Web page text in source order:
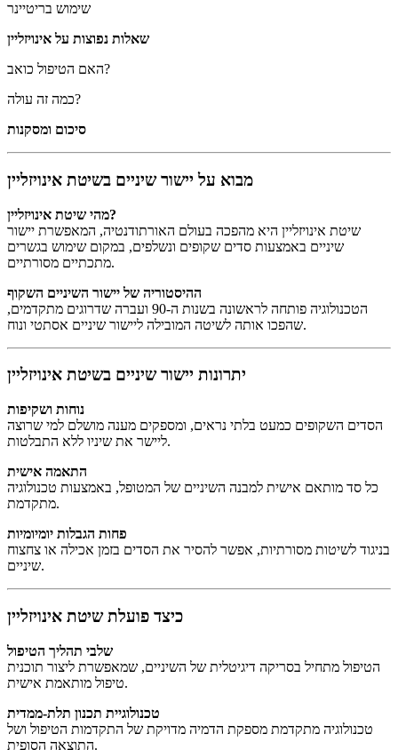
שימוש בריטיינר
שאלות נפוצות על אינויזליין
האם הטיפול כואב?
כמה זה עולה?
סיכום ומסקנות
מבוא על יישור שיניים בשיטת אינויזליין
מהי שיטת אינויזליין?
שיטת אינויזליין היא מהפכה בעולם האורתודנטיה, המאפשרת יישור
שיניים באמצעות סדים שקופים ונשלפים, במקום שימוש בגשרים
מתכתיים מסורתיים.
ההיסטוריה של יישור השיניים השקוף
הטכנולוגיה פותחה לראשונה בשנות ה-90 ועברה שדרוגים מתקדמים,
שהפכו אותה לשיטה המובילה ליישור שיניים אסתטי ונוח.
יתרונות יישור שיניים בשיטת אינויזליין
נוחות ושקיפות
הסדים השקופים כמעט בלתי נראים, ומספקים מענה מושלם למי שרוצה
ליישר את שיניו ללא התבלטות.
התאמה אישית
כל סד מותאם אישית למבנה השיניים של המטופל, באמצעות טכנולוגיה
מתקדמת.
פחות הגבלות יומיומיות
בניגוד לשיטות מסורתיות, אפשר להסיר את הסדים בזמן אכילה או צחצוח
שיניים.
כיצד פועלת שיטת אינויזליין
שלבי תהליך הטיפול
הטיפול מתחיל בסריקה דיגיטלית של השיניים, שמאפשרת ליצור תוכנית
טיפול מותאמת אישית.
טכנולוגיית תכנון תלת-ממדית
טכנולוגיה מתקדמת מספקת הדמיה מדויקת של התקדמות הטיפול ושל
התוצאה הסופית.